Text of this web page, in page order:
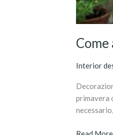
Interior
primavera